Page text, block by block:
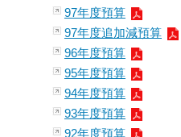
97年度預算
97年度追加減預算
96年度預算
95年度預算
94年度預算
93年度預算
92年度預算